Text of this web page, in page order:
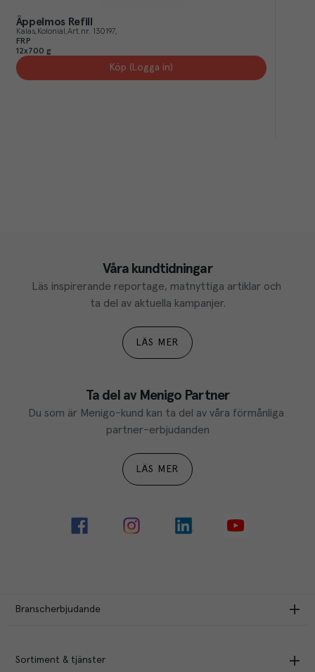
Äppelmos Refill
Kalas Kolonial Art.nr. 130197
FRP
12x700 g
Köp (Logga in)
Våra kundtidningar
Läs inspirerande reportage, matnyttiga artiklar och
ta del av aktuella kampanjer.
LÄS MER
Ta del av Menigo Partner
Du som är Menigo-kund kan ta del av våra förmånliga
partner-erbjudanden
LÄS MER
Branscherbjudande
Sortiment & tjänster